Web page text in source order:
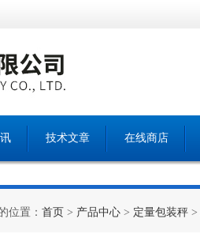
技术文章 在线商店
位置： 首页 > 产品中心 > 定量包装秤 >